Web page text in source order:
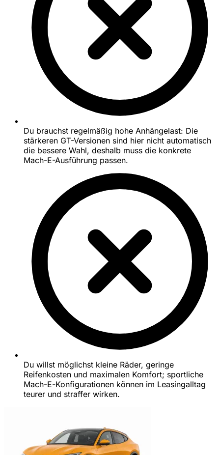
Du brauchst regelmäßig hohe Anhängelast: Die
stärkeren GT-Versionen sind hier nicht automatisch
die bessere Wahl, deshalb muss die konkrete
Mach-E-Ausführung passen.
Du willst möglichst kleine Räder, geringe
Reifenkosten und maximalen Komfort; sportliche
Mach-E-Konfigurationen können im Leasingalltag
teurer und straffer wirken.